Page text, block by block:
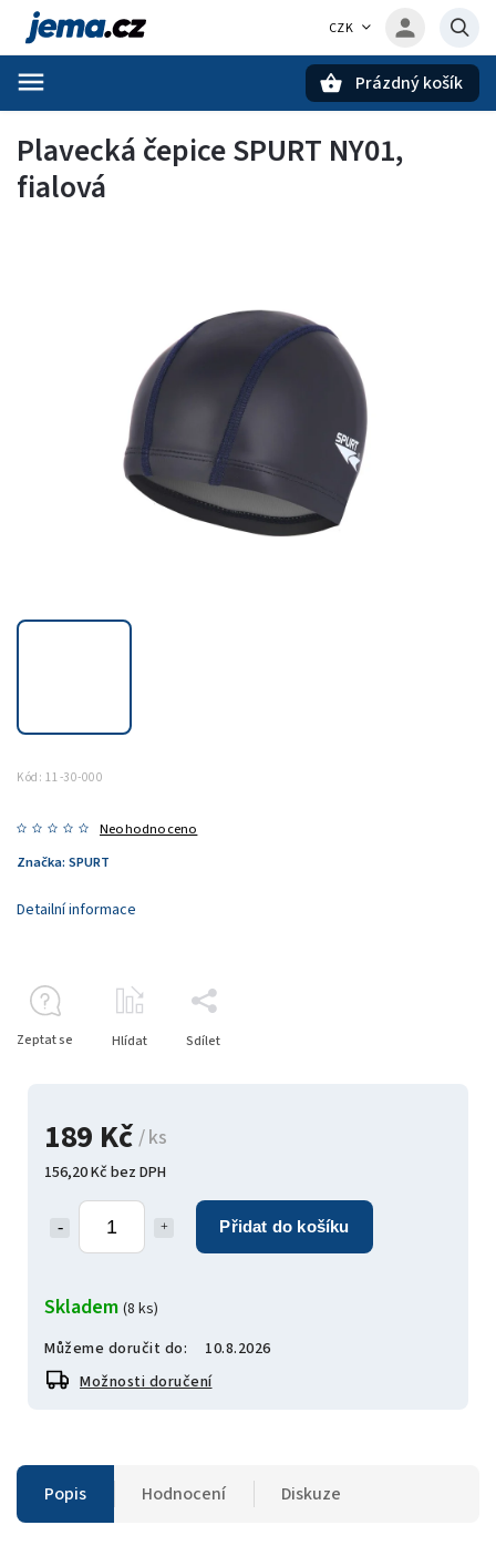
CZK
Prázdný košík
Plavecká čepice SPURT NY01,
fialová
Kód: 11-30-000
Neohodnoceno
Značka: SPURT
189 Kč / ks
156,20 Kč bez DPH
Přidat do košíku
Skladem (8 ks)
Můžeme doručit do:
10.8.2026
Možnosti doručení
Detailní informace
Zeptat se Hlídat Sdílet
Popis Hodnocení Diskuze